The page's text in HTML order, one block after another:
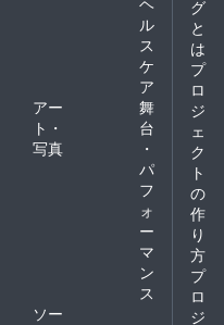
ル
ス
ケ
ア
アー
ト・
写真
舞
台
・
パ
フ
ォ
ー
マ
ン
ス
ソー
グ
と
は
プ
ロ
ジ
ェ
ク
ト
の
作
り
方
プ
ロ
ジ